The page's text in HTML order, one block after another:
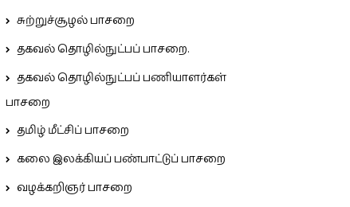
சுற்றுச்சூழல் பாசறை
தகவல் தொழில்நுட்பப் பாசறை.
தகவல் தொழில்நுட்பப் பணியாளர்கள்
பாசறை
தமிழ் மீட்சிப் பாசறை
கலை இலக்கியப் பண்பாட்டுப் பாசறை
வழக்கறிஞர் பாசறை